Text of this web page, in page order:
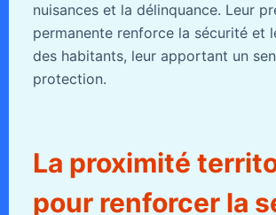
nuisances et la délinquance. Leur
permanente renforce la sécurité et
des habitants, leur apportant un
protection.
La proximité
pour renforcer la